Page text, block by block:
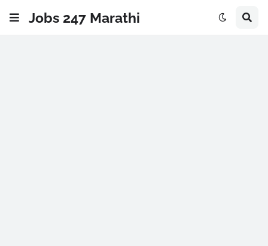
Jobs 247 Marathi